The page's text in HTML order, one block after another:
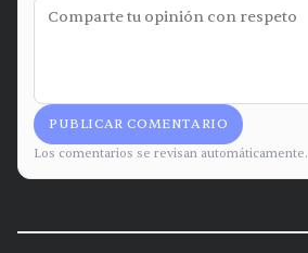
PUBLICAR COMENTARIO
Los comentarios se revisan automáticamente.